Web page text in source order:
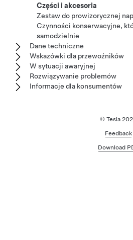
Części i akcesoria
Zestaw do prowizorycznej
Czynności konserwacyjne,
samodzielnie
Dane techniczne
Wskazówki dla przewoźników
W sytuacji awaryjnej
Rozwiązywanie problemów
Informacje dla konsumentów
© Tesla
Feedback
Download